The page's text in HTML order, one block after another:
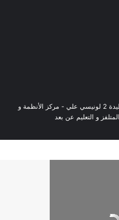
جميع الحقوق محفوظة جامعة البليدة 2 لونيسي علي - مركز الأنظمة و
و التعليم عن بعد